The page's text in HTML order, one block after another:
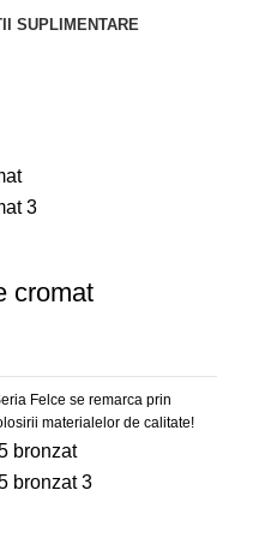
SUPLIMENTARE
cromat
Felce se remarca prin
materialelor de calitate!